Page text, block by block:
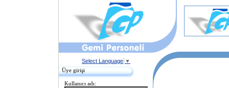
Select Language ▼
Üye girişi
Kullanıcı adı: